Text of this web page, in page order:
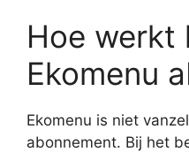
Hoe werkt
Ekomenu
Ekomenu is niet
abonnement. Bij het